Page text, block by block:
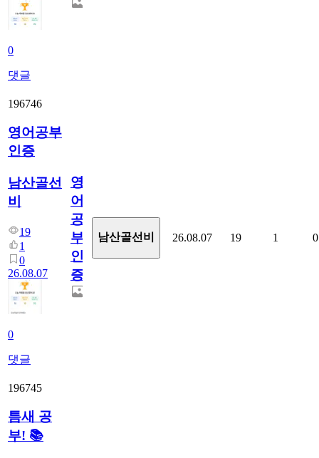
0
댓글
196746
영어공부
인증
남산골선
비
19
1
0
26.08.07
0
댓글
영
어
공
부
인
증
남산골선비 26.08.07 19 1 0
196745
틈새 공
부! 📚